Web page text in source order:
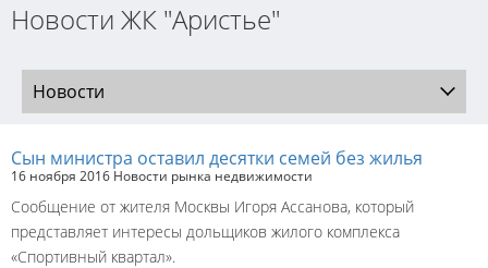
Новости ЖК "Аристье"
Новости
Сын министра оставил десятки семей без жилья
16 ноября 2016 Новости рынка недвижимости
Сообщение от жителя Москвы Игоря Ассанова, который
представляет интересы дольщиков жилого комплекса
«Спортивный квартал».